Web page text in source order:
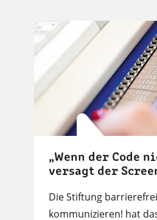
„Wenn der Code
versagt der
Die Stiftung barrierefrei
kommunizieren! hat